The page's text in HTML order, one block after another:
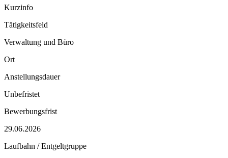
Kurzinfo
Tätigkeitsfeld
Verwaltung und Büro
Ort
Anstellungsdauer
Unbefristet
Bewerbungsfrist
29.06.2026
Laufbahn / Entgeltgruppe